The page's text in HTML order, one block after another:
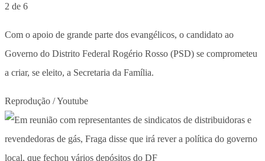
2 de 6
Com o apoio de grande parte dos evangélicos, o candidato ao
Governo do Distrito Federal Rogério Rosso (PSD) se comprometeu
a criar, se eleito, a Secretaria da Família.
Reprodução / Youtube